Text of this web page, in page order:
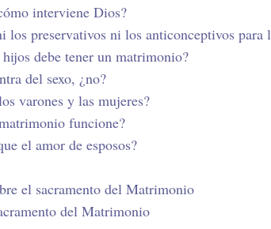
interviene Dios?
los preservativos ni los anticonceptivos para
debe tener un matrimonio?
del sexo, ¿no?
varones y las mujeres?
funcione?
el amor de esposos?
el sacramento del Matrimonio
del Matrimonio